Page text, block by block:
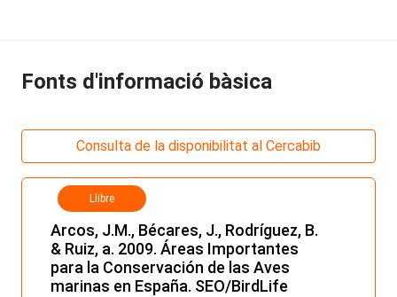
Fonts d'informació bàsica
Consulta de la disponibilitat al Cercabib
Llibre
Arcos, J.M., Bécares, J., Rodríguez, B.
& Ruiz, a. 2009. Áreas Importantes
para la Conservación de las Aves
marinas en España. SEO/BirdLife